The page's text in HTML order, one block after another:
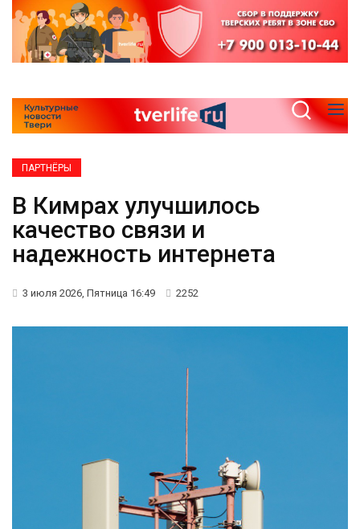
ПАРТНЁРЫ
В Кимрах улучшилось
качество связи и
надежность интернета
3 июля 2026, Пятница 16:49 2252